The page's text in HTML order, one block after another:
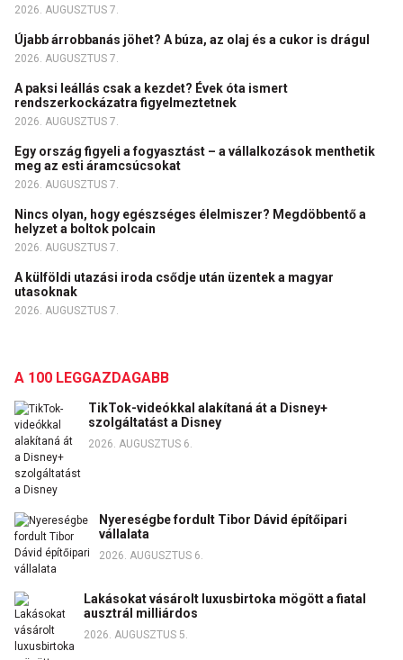
2026. AUGUSZTUS 7.
Újabb árrobbanás jöhet? A búza, az olaj és a cukor is drágul
2026. AUGUSZTUS 7.
A paksi leállás csak a kezdet? Évek óta ismert
rendszerkockázatra figyelmeztetnek
2026. AUGUSZTUS 7.
Egy ország figyeli a fogyasztást – a vállalkozások menthetik
meg az esti áramcsúcsokat
2026. AUGUSZTUS 7.
Nincs olyan, hogy egészséges élelmiszer? Megdöbbentő a
helyzet a boltok polcain
2026. AUGUSZTUS 7.
A külföldi utazási iroda csődje után üzentek a magyar
utasoknak
2026. AUGUSZTUS 7.
A 100 LEGGAZDAGABB
TikTok-videókkal alakítaná át a Disney+
szolgáltatást a Disney
2026. AUGUSZTUS 6.
Nyereségbe fordult Tibor Dávid építőipari
vállalata
2026. AUGUSZTUS 6.
Lakásokat vásárolt luxusbirtoka mögött a fiatal
ausztrál milliárdos
2026. AUGUSZTUS 5.